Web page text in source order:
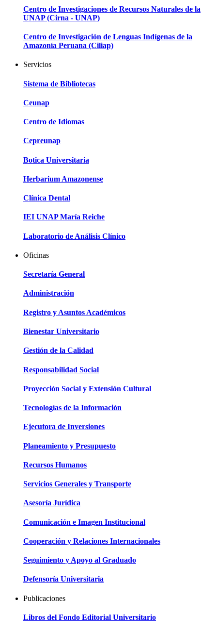
Centro de Investigaciones de Recursos Naturales de la
UNAP (Cirna - UNAP)
Centro de Investigación de Lenguas Indígenas de la
Amazonía Peruana (Ciliap)
Servicios
Sistema de Bibliotecas
Ceunap
Centro de Idiomas
Cepreunap
Botica Universitaria
Herbarium Amazonense
Clínica Dental
IEI UNAP María Reiche
Laboratorio de Análisis Clínico
Oficinas
Secretaría General
Administración
Registro y Asuntos Académicos
Bienestar Universitario
Gestión de la Calidad
Responsabilidad Social
Proyección Social y Extensión Cultural
Tecnologías de la Información
Ejecutora de Inversiones
Planeamiento y Presupuesto
Recursos Humanos
Servicios Generales y Transporte
Asesoría Jurídica
Comunicación e Imagen Institucional
Cooperación y Relaciones Internacionales
Seguimiento y Apoyo al Graduado
Defensoría Universitaria
Publicaciones
Libros del Fondo Editorial Universitario